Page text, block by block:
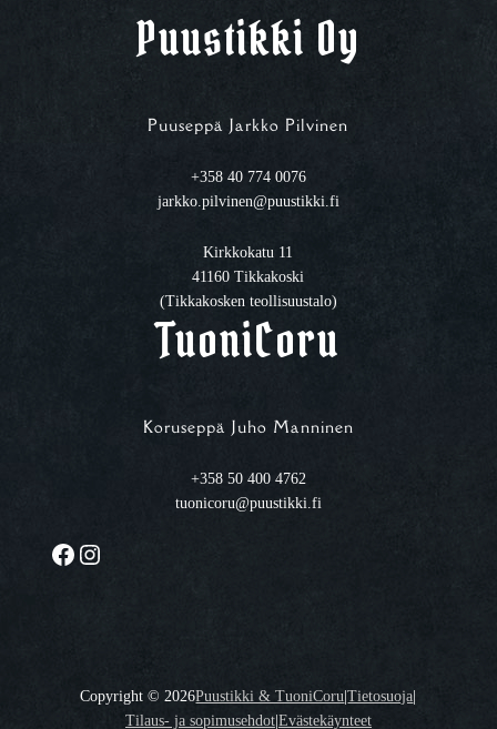
Puustikki Oy
Puuseppä Jarkko Pilvinen
+358 40 774 0076
jarkko.pilvinen@puustikki.fi
Kirkkokatu 11
41160 Tikkakoski
(Tikkakosken teollisuustalo)
TuoniCoru
Koruseppä Juho Manninen
+358 50 400 4762
tuonicoru@puustikki.fi
Facebook Instagram
Copyright © 2026Puustikki & TuoniCoru|Tietosuoja|
Tilaus- ja sopimusehdot|Evästekäynteet